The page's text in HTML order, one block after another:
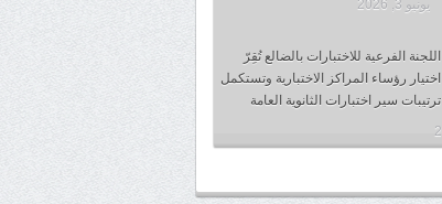
يونيو 3, 2026
اللجنة الفرعية للاختبارات بالضالع تُقِرّ
اختيار رؤساء المراكز الاختبارية وتستكمل
ترتيبات سير اختبارات الثانوية العامة